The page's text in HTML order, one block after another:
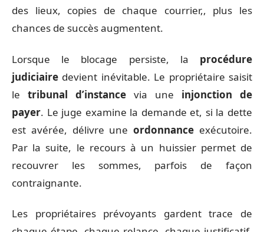
des lieux, copies de chaque courrier,, plus les
chances de succès augmentent.
Lorsque le blocage persiste, la procédure
judiciaire devient inévitable. Le propriétaire saisit
le tribunal d’instance via une injonction de
payer. Le juge examine la demande et, si la dette
est avérée, délivre uneordonnance exécutoire.
Par la suite, le recours à un huissier permet de
recouvrer les sommes, parfois de façon
contraignante.
Les propriétaires prévoyants gardent trace de